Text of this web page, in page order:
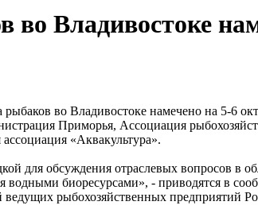
во Владивостоке
во Владивостоке намечено на 5-6
Приморья, Ассоциация
«Аквакультура».
для обсуждения отраслевых вопросов в
водными биоресурсами», - приводятся в
ведущих рыбохозяйственных